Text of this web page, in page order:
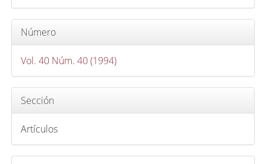
r
í
u
l
Número
Vol. 40 Núm. 40 (1994)
Sección
Artículos